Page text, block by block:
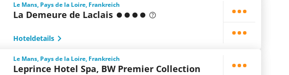
Le Mans, Pays de la Loire, Frankreich
La Demeure de Laclais
Hoteldetails
Le Mans, Pays de la Loire, Frankreich
Leprince Hotel Spa, BW Premier Collection